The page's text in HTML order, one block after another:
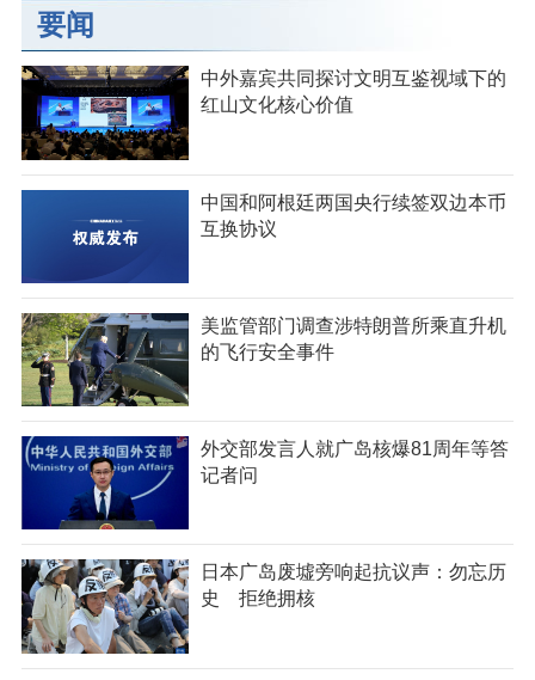
要闻
中外嘉宾共同探讨文明互鉴视域下的
红山文化核心价值
中国和阿根廷两国央行续签双边本币
互换协议
美监管部门调查涉特朗普所乘直升机
的飞行安全事件
外交部发言人就广岛核爆81周年等答
记者问
日本广岛废墟旁响起抗议声：勿忘历
史 拒绝拥核